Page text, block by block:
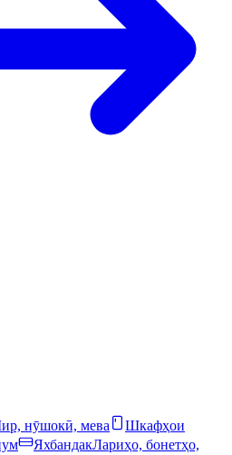
нӯшокӣ, мева
Шкафҳои
ЯхбандакЛариҳо, бонетҳо,